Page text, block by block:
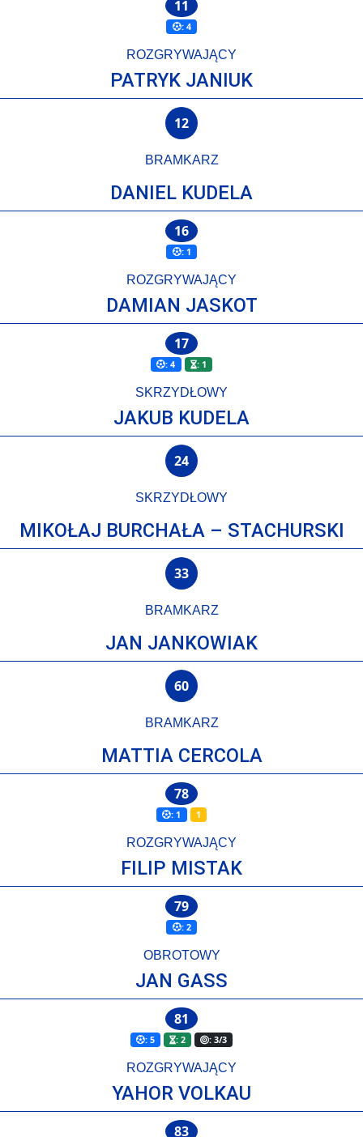
PATRYK JANIUK
ROZGRYWAJĄCY
: 4
11
DANIEL KUDELA
BRAMKARZ
12
DAMIAN JASKOT
ROZGRYWAJĄCY
: 1
16
JAKUB KUDELA
SKRZYDŁOWY
: 4 : 1
17
MIKOŁAJ BURCHAŁA – STACHURSKI
SKRZYDŁOWY
24
JAN JANKOWIAK
BRAMKARZ
33
MATTIA CERCOLA
BRAMKARZ
60
FILIP MISTAK
ROZGRYWAJĄCY
: 1 1
78
JAN GASS
OBROTOWY
: 2
79
YAHOR VOLKAU
ROZGRYWAJĄCY
: 5 : 2 : 3/3
81
83